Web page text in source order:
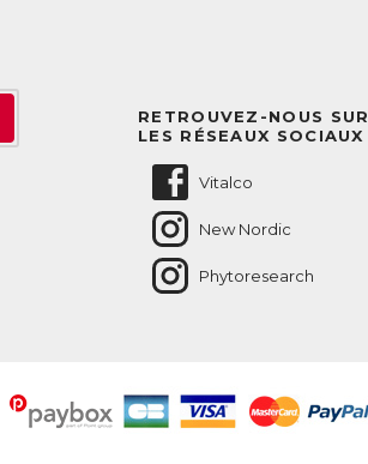
RETROUVEZ-NOUS SUR
LES RÉSEAUX SOCIAUX
Vitalco
New Nordic
Phytoresearch